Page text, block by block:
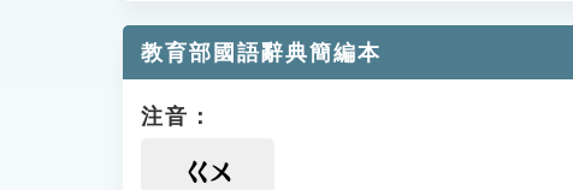
教育部國語辭典簡編本
注音：
ㄍㄨ